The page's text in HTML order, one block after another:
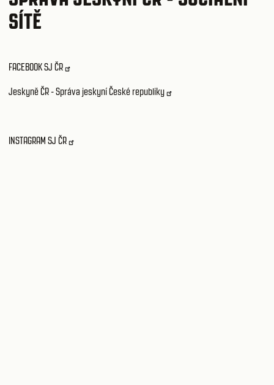
SÍTĚ
FACEBOOK SJ ČR
Jeskyně ČR - Správa jeskyní České republiky
INSTAGRAM SJ ČR